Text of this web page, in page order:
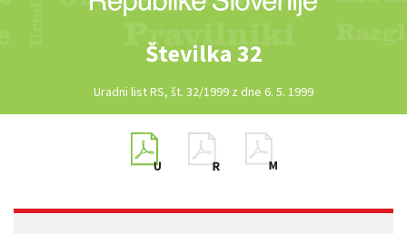
Številka 32
Uradni list RS, št. 32/1999 z dne 6. 5. 1999